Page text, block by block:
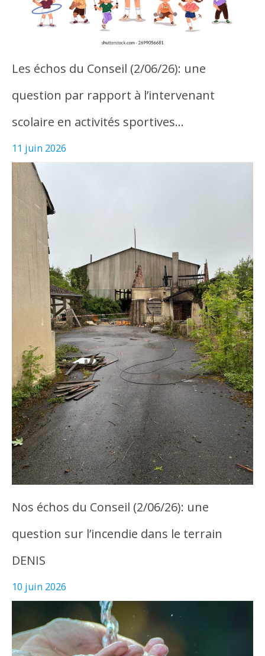
Les échos du Conseil (2/06/26): une
question par rapport à l’intervenant
scolaire en activités sportives…
11 juin 2026
Nos échos du Conseil (2/06/26): une
question sur l’incendie dans le terrain
DENIS
10 juin 2026